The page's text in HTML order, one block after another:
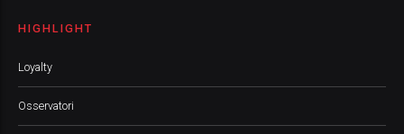
HIGHLIGHT
Loyalty
Osservatori